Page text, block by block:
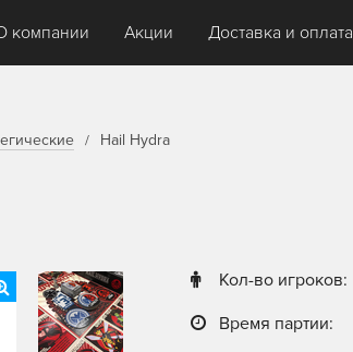
компании Акции Доставка и оплата
Hail Hydra
Кол-во игроков:
Время партии: